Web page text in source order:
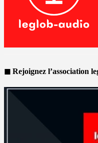
◼ Rejoignez l’association